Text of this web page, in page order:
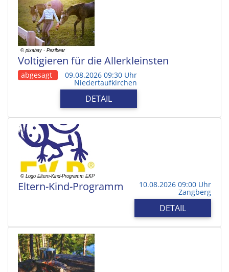
Voltigieren für die Allerkleinsten
abgesagt 09.08.2026 09:30 Uhr
Niedertaufkirchen
DETAIL
Eltern-Kind-Programm 10.08.2026 09:00 Uhr
Zangberg
DETAIL